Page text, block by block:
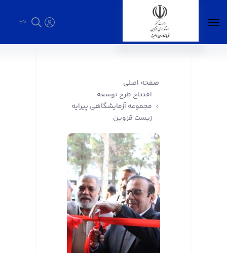
EN
صفحه اصلی
افتتاح طرح توسعه
مجموعه آزمایشگاهی پیرایه
زیست قزوین